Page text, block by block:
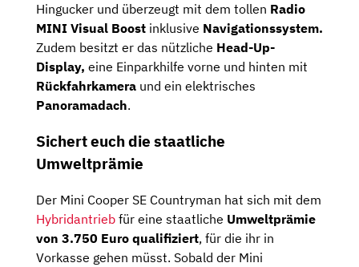
Hingucker und überzeugt mit dem tollen Radio
MINI Visual Boost inklusive Navigationssystem.
Zudem besitzt er das nützliche Head-Up-
Display, eine Einparkhilfe vorne und hinten mit
Rückfahrkamera und ein elektrisches
Panoramadach.
Sichert euch die staatliche
Umweltprämie
Der Mini Cooper SE Countryman hat sich mit dem
Hybridantrieb für eine staatliche Umweltprämie
von 3.750 Euro qualifiziert, für die ihr in
Vorkasse gehen müsst. Sobald der Mini